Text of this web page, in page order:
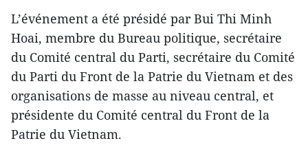
L’événement a été présidé par Bui Thi Minh
Hoai, membre du Bureau politique, secrétaire
du Comité central du Parti, secrétaire du Comité
du Parti du Front de la Patrie du Vietnam et des
organisations de masse au niveau central, et
présidente du Comité central du Front de la
Patrie du Vietnam.